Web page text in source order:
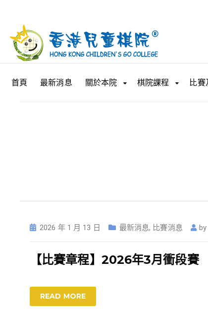
首頁 最新消息 關於本院 棋院課程 比賽
2026 年 1 月 13 日 最新消息, 比賽消息
【比賽章程】2026年3月衝段賽
READ MORE